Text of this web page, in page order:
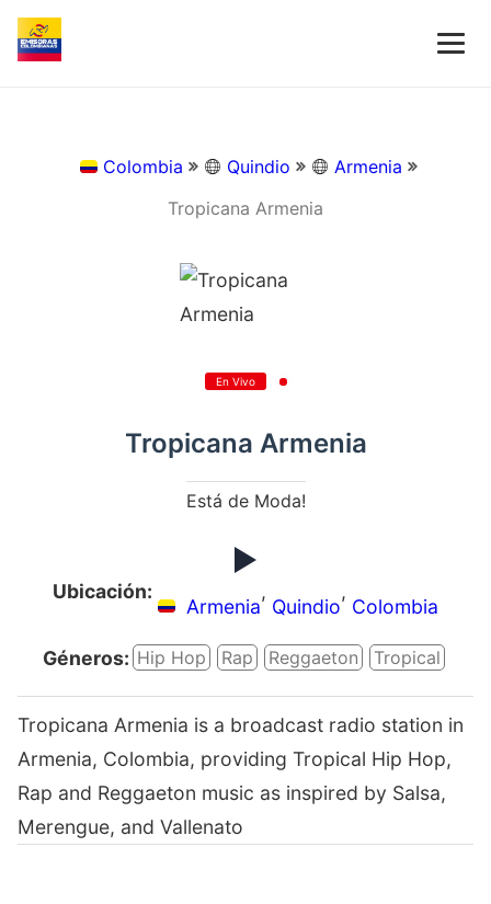
Colombia Quindio
Armenia
Tropicana Armenia
En Vivo
Tropicana Armenia
Está de Moda!
Ubicación:
Armenia
,
Quindio
,
Colombia
Géneros: Hip Hop Rap Reggaeton Tropical
Tropicana Armenia is a broadcast radio station in
Armenia, Colombia, providing Tropical Hip Hop,
Rap and Reggaeton music as inspired by Salsa,
Merengue, and Vallenato